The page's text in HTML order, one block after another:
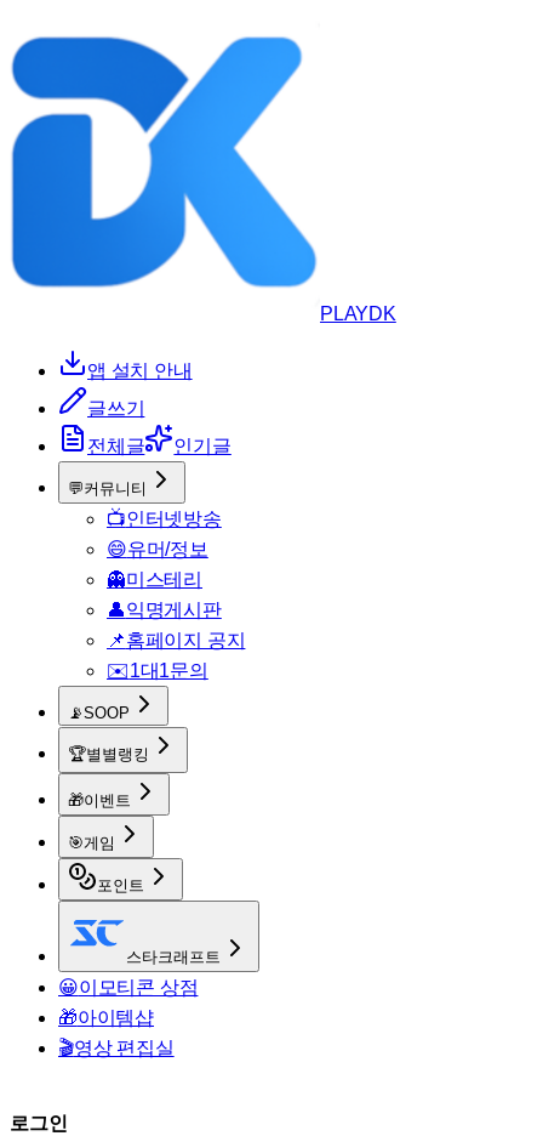
PLAYDK
앱 설치 안내
글쓰기
전체글
인기글
💬커뮤니티
📺인터넷방송
😄유머/정보
👻미스테리
👤익명게시판
📌홈페이지 공지
✉️1대1문의
📡SOOP
🏆별별랭킹
🎁이벤트
🎯게임
포인트
스타크래프트
😀이모티콘 상점
🎁아이템샵
🎬영상 편집실
로그인